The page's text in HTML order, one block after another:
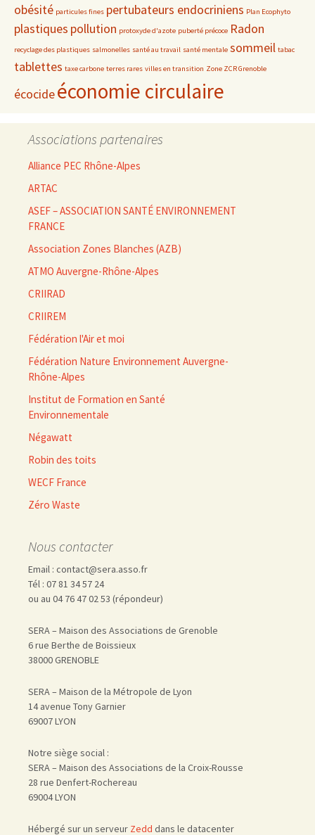
obésité particules fines pertubateurs endocriniens Plan Ecophyto
plastiques pollution protoxyde d'azote puberté précoce Radon
recyclage des plastiques salmonelles santé au travail santé mentale sommeil tabac
tablettes taxe carbone terres rares villes en transition Zone ZCR Grenoble
écocideéconomie circulaire
Associations partenaires
Alliance PEC Rhône-Alpes
ARTAC
ASEF – ASSOCIATION SANTÉ ENVIRONNEMENT
FRANCE
Association Zones Blanches (AZB)
ATMO Auvergne-Rhône-Alpes
CRIIRAD
CRIIREM
Fédération l'Air et moi
Fédération Nature Environnement Auvergne-
Rhône-Alpes
Institut de Formation en Santé
Environnementale
Négawatt
Robin des toits
WECF France
Zéro Waste
Nous contacter
Email : contact@sera.asso.fr
Tél : 07 81 34 57 24
ou au 04 76 47 02 53 (répondeur)
SERA – Maison des Associations de Grenoble
6 rue Berthe de Boissieux
38000 GRENOBLE
SERA – Maison de la Métropole de Lyon
14 avenue Tony Garnier
69007 LYON
Notre siège social :
SERA – Maison des Associations de la Croix-Rousse
28 rue Denfert-Rochereau
69004 LYON
Hébergé sur un serveur Zedd dans le datacenter